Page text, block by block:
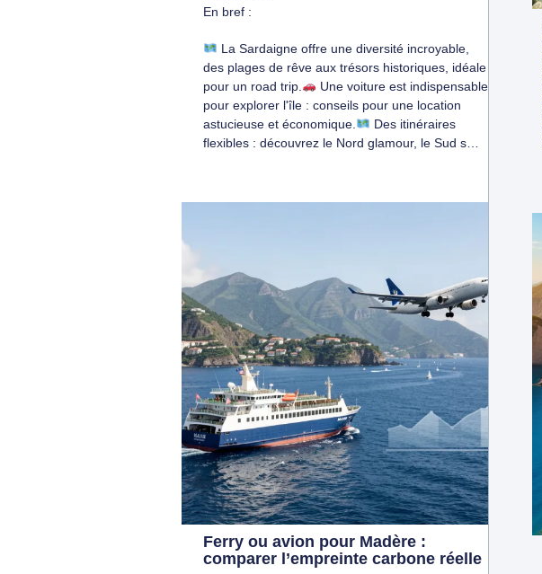
En bref :
La Sardaigne offre une diversité incroyable,
des plages de rêve aux trésors historiques, idéale
pour un road trip.
Une voiture est indispensable
pour explorer l'île : conseils pour une location
astucieuse et économique.
Des itinéraires
flexibles : découvrez le Nord glamour, le Sud s…
Ferry ou avion pour Madère :
comparer l’empreinte carbone réelle